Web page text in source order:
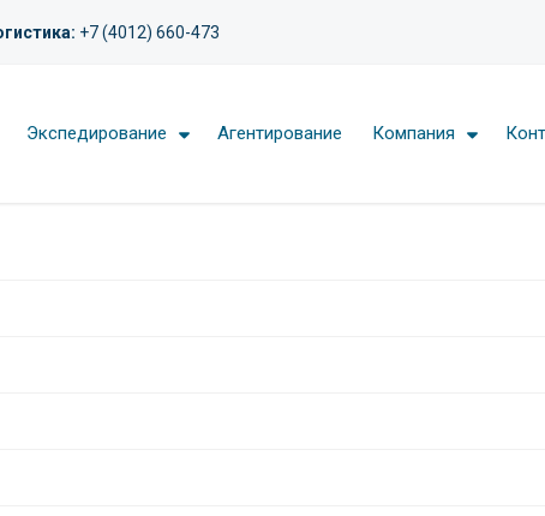
+7 (4012) 660-473
Экспедирование Агентирование Компания